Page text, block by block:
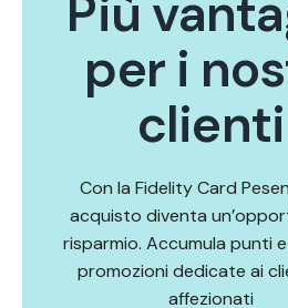
Più vanta
per i nos
clienti
Con la Fidelity Card
acquisto diventa
risparmio. Accumula punti
promozioni dedicate ai
affezionati